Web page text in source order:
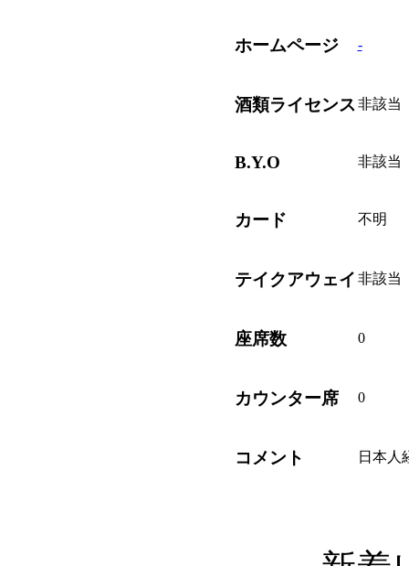
ホームページ -
酒類ライセンス 非該当
B.Y.O 非該当
カード 不明
テイクアウェイ 非該当
座席数 0
カウンター席 0
コメント 日本人